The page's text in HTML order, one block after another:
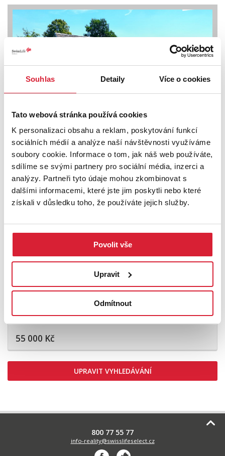
Souhlas Detaily Více o cookies
Tato webová stránka používá cookies
K personalizaci obsahu a reklam, poskytování funkcí
sociálních médií a analýze naší návštěvnosti využíváme
soubory cookie. Informace o tom, jak náš web používáte,
sdílíme se svými partnery pro sociální média, inzerci a
analýzy. Partneři tyto údaje mohou zkombinovat s
dalšími informacemi, které jste jim poskytli nebo které
získali v důsledku toho, že používáte jejich služby.
Povolit vše
Upravit
Odmítnout
KONTAKT
Pronájem skladového prostoru 180 m2
Studená
9 000 Kč
Pronájem ubytovacího zařízení 679 m2,
Břehov
55 000 Kč
UPRAVIT VYHLEDÁVÁNÍ
800 77 55 77
info-reality@swisslifeselect.cz